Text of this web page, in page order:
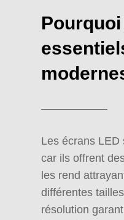
Les écrans LED
car ils offrent
les rend
différentes
résolution